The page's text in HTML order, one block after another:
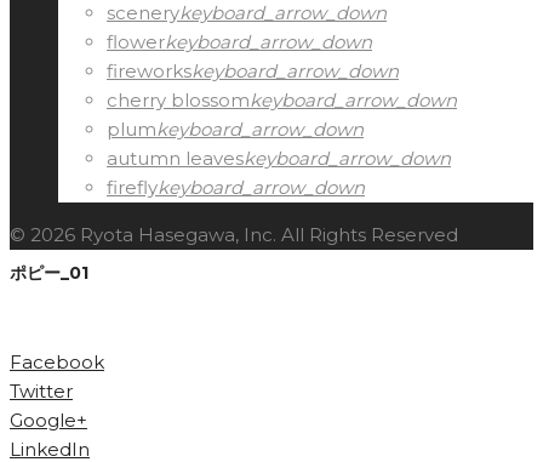
scenerykeyboard_arrow_down
flowerkeyboard_arrow_down
fireworkskeyboard_arrow_down
cherry blossomkeyboard_arrow_down
plumkeyboard_arrow_down
autumn leaveskeyboard_arrow_down
fireflykeyboard_arrow_down
© 2026 Ryota Hasegawa, Inc. All Rights Reserved
ポピー_01
Facebook
Twitter
Google+
LinkedIn